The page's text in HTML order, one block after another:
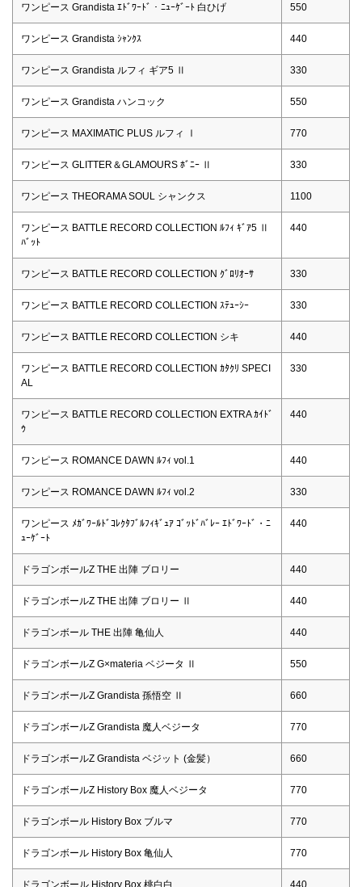
ワンピース Grandista ｴﾄﾞﾜｰﾄﾞ・ﾆｭｰｹﾞｰﾄ 白ひげ 550
ワンピース Grandista ｼｬﾝｸｽ 440
ワンピース Grandista ルフィ ギア5 Ⅱ 330
ワンピース Grandista ハンコック 550
ワンピース MAXIMATIC PLUS ルフィ Ⅰ 770
ワンピース GLITTER＆GLAMOURS ﾎﾞﾆｰ Ⅱ 330
ワンピース THEORAMA SOUL シャンクス 1100
ワンピース BATTLE RECORD COLLECTION ﾙﾌｨ ｷﾞｱ5 Ⅱ
ﾊﾞｯﾄ
440
ワンピース BATTLE RECORD COLLECTION ｸﾞﾛﾘｵｰｻ 330
ワンピース BATTLE RECORD COLLECTION ｽﾃｭｰｼｰ 330
ワンピース BATTLE RECORD COLLECTION シキ 440
ワンピース BATTLE RECORD COLLECTION ｶﾀｸﾘ SPECI
AL
330
ワンピース BATTLE RECORD COLLECTION EXTRA ｶｲﾄﾞ
ｳ
440
ワンピース ROMANCE DAWN ﾙﾌｨ vol.1 440
ワンピース ROMANCE DAWN ﾙﾌｨ vol.2 330
ワンピース ﾒｶﾞﾜｰﾙﾄﾞｺﾚｸﾀﾌﾞﾙﾌｨｷﾞｭｱ ｺﾞｯﾄﾞﾊﾞﾚｰ ｴﾄﾞﾜｰﾄﾞ・ﾆ
ｭｰｹﾞｰﾄ
440
ドラゴンボールZ THE 出陣 ブロリー 440
ドラゴンボールZ THE 出陣 ブロリー Ⅱ 440
ドラゴンボール THE 出陣 亀仙人 440
ドラゴンボールZ G×materia ベジータ Ⅱ 550
ドラゴンボールZ Grandista 孫悟空 Ⅱ 660
ドラゴンボールZ Grandista 魔人ベジータ 770
ドラゴンボールZ Grandista ベジット (金髪） 660
ドラゴンボールZ History Box 魔人ベジータ 770
ドラゴンボール History Box ブルマ 770
ドラゴンボール History Box 亀仙人 770
ドラゴンボール History Box 桃白白 440